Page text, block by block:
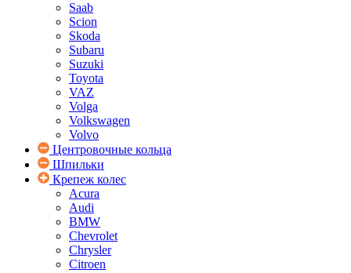
Saab
Scion
Skoda
Subaru
Suzuki
Toyota
VAZ
Volga
Volkswagen
Volvo
Центровочные кольца
Шпильки
Крепеж колес
Acura
Audi
BMW
Chevrolet
Chrysler
Citroen